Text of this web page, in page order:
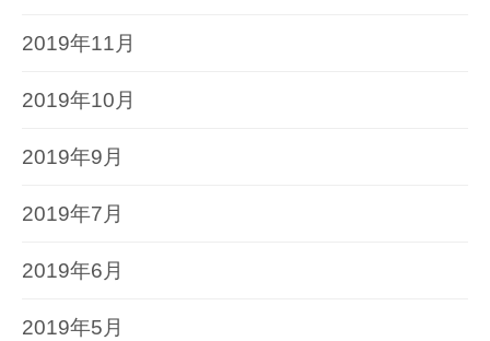
2019年11月
2019年10月
2019年9月
2019年7月
2019年6月
2019年5月